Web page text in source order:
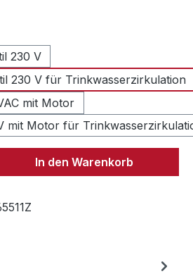
3 Wege Zonenventil 230 V
230 V für Trinkwasserzirkulation
mit Motor
mit Motor für
Gib den
In den Warenkorb